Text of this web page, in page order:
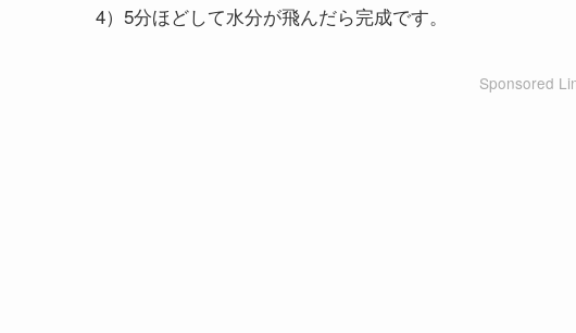
4）5分ほどして水分が飛んだら完成です。
Sponsored